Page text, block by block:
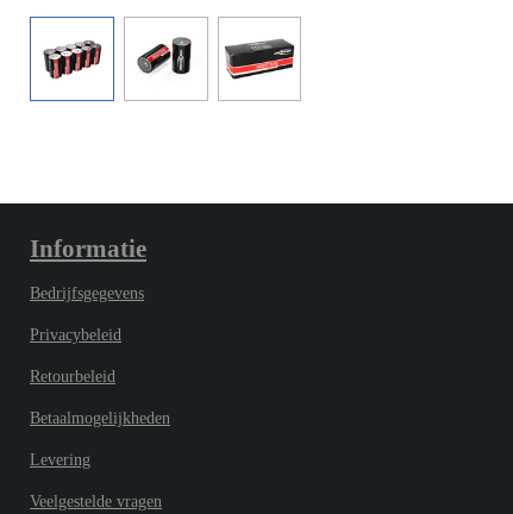
Informatie
Bedrijfsgegevens
Privacybeleid
Retourbeleid
Betaalmogelijkheden
Levering
Veelgestelde vragen